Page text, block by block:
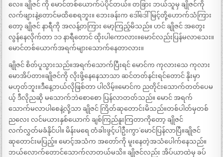
လေ။ ချိုဇင် ကို မောင်တစ်ယောက်ပဲပိုင်တယ်။ တခြား ဘယ်သူမှ ချိုဇင်ကို
လက်ဖျားနဲ့တောင်မထိစေရဘူး။ ဘေးခန်းက ဒေါ်ဒေါ်မြင့်တို့ဟောက်သံကြား
တော့ ချိုဇင် နာရီကို အလန့်တကြား မော့ကြည့်မိသည်။ ဟင် ချိုဇင် အတွေး
လွန်နေလိုက်တာ ၁၁ နာရီတောင် ထိုးပါကောလား။မောင်လည်းပြန်မလာသေး။
မောင်တစ်ယောက်အရက်များသောက်နေတာလား။
ချိုဇင် စိတ်ပူသွားသည်။အရက်သောက်ပြီးရင် မောင်က ကုလားသေ ကုလား
မောအိပ်တာ။ချိုဇင်ကို လိုးဖို့နေနေသာသာ ဆင်တတ်နင်းရင်တောင် နိုးမှာ
မဟုတ်ဘူး။ဒီနေ့ဘယ်လိုဖြစ်တာ ပါလိမ့်။မောင်က ညတိုင်းသောက်တတ်ပေမ
ယ့် ဒီလိုညဆို မသောက်ဘဲစောစော ပြန်လာတတ်သည်။ မောင် အရက်
သောက်မလာပါစေနဲ့လို့သာ ချိုဇင် ကြိတ်ဆုတောင်းမိသည်။တစ်ပါတ်မှတစ်
ညလေး လင်မယားနှစ်ယောက် ချစ်ကြည်နူးကြတာကိုတော့ ချိုဇင်
လက်လွှတ်မခံနိုင်ပါ။ မိန်းမရေ တံခါးဖွင့်ပါဦးကွာ´ မောင်ပြန်လာပြီ။ချိုဇင်
ဆုတောင်းမပြည့်။ မောင့်အသံက အတော်ကို မူးနေတဲ့အသံပေါက်နေသည်။
ဘယ်လောက်တောင်သောက်လာတယ်မသိ။ ချိုဇင်လည်း အိပ်ယာထဲမှ ခပ်